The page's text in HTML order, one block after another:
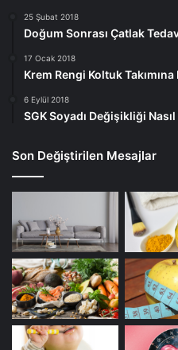
25 Şubat 2018
Doğum Sonrası Çatlak
17 Ocak 2018
Krem Rengi Koltuk
6 Eylül 2018
SGK Soyadı Değişikliği Nasıl
Son Değiştirilen Mesajlar